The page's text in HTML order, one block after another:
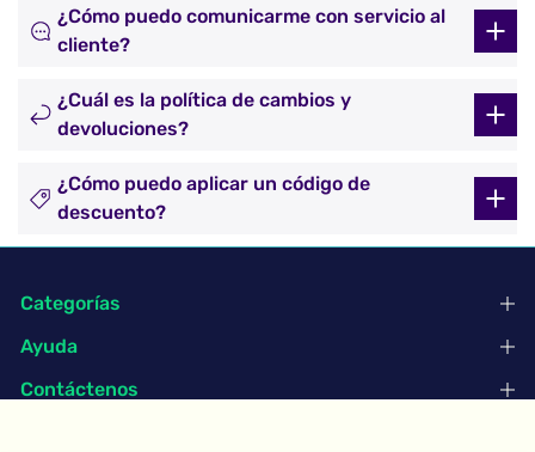
¿Cómo puedo comunicarme con servicio al
cliente?
¿Cuál es la política de cambios y
devoluciones?
¿Cómo puedo aplicar un código de
descuento?
Categorías
Ayuda
Contáctenos